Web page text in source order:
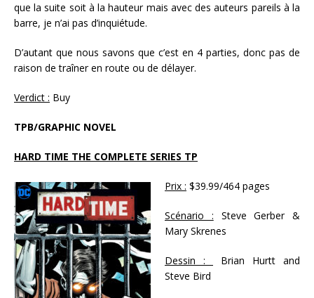
que la suite soit à la hauteur mais avec des auteurs pareils à la
barre, je n’ai pas d’inquiétude.
D’autant que nous savons que c’est en 4 parties, donc pas de
raison de traîner en route ou de délayer.
Verdict : Buy
TPB/GRAPHIC NOVEL
HARD TIME THE COMPLETE SERIES TP
Prix : $39.99/464 pages
Scénario : Steve Gerber &
Mary Skrenes
Dessin :
Brian Hurtt and
Steve Bird